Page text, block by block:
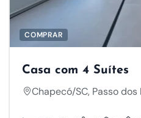
COMPRAR
Casa com 4 Suítes
Chapecó/SC, Passo dos